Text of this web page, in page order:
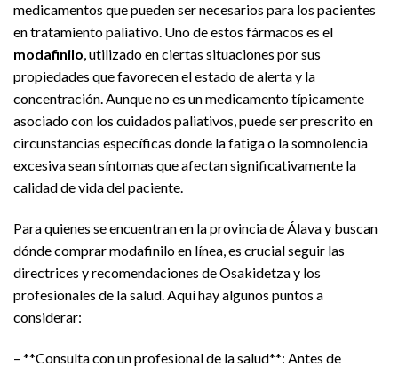
medicamentos que pueden ser necesarios para los pacientes
en tratamiento paliativo. Uno de estos fármacos es el
modafinilo, utilizado en ciertas situaciones por sus
propiedades que favorecen el estado de alerta y la
concentración. Aunque no es un medicamento típicamente
asociado con los cuidados paliativos, puede ser prescrito en
circunstancias específicas donde la fatiga o la somnolencia
excesiva sean síntomas que afectan significativamente la
calidad de vida del paciente.
Para quienes se encuentran en la provincia de Álava y buscan
dónde comprar modafinilo en línea, es crucial seguir las
directrices y recomendaciones de Osakidetza y los
profesionales de la salud. Aquí hay algunos puntos a
considerar:
– **Consulta con un profesional de la salud**: Antes de